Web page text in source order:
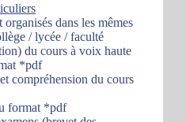
dans les mêmes
/ lycée / faculté
du cours à voix haute
*pdf
compréhension du cours
format *pdf